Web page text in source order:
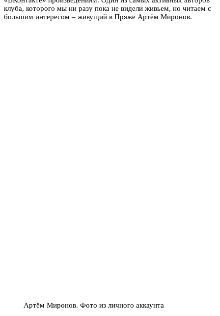
клуба, которого мы ни разу пока не видели живьем, но читаем с
большим интересом – живущий в Пряже Артём Миронов.
Артём Миронов. Фото из личного аккаунта